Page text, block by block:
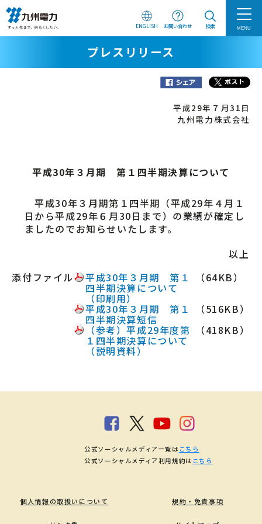
ENGLISH お問い合わせ 検索 MENU
プレスリリース
平成29年７月31日
九州電力株式会社
平成30年３月期 第１四半期決算について
平成30年３月期第１四半期（平成29年４月１
日から平成29年６月30日まで）の業績が確定し
ましたのでお知らせいたします。
以上
添付ファイル
平成30年３月期 第１
四半期決算について
（印刷用）
（64KB）
平成30年３月期 第１
四半期決算短信
（516KB）
（参考）平成29年度第
１四半期決算について
（説明資料）
（418KB）
個人情報の取扱いについて 規約・免責事項
公式ソーシャルメディア一覧は こちら
公式ソーシャルメディア利用規約は こちら